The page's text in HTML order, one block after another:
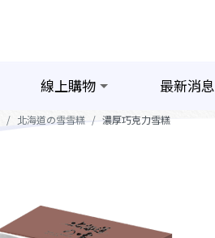
線上購物 最新消息
北海道の雪雪糕 濃厚巧克力雪糕